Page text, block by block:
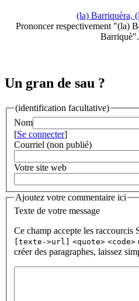
(la) Barriquèra,
Prononcer respectivement "(la)
Un gran de sau ?
(identification facultative)
Nom
[Se connecter]
Courriel (non publié)
Votre site web
Ajoutez votre commentaire ici
Texte de votre message
Ce champ accepte les raccourcis
[texte->url]
<quote> <code>
créer des paragraphes, laissez